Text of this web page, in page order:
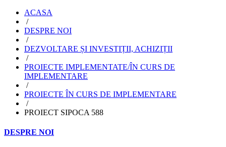
ACASA
/
DESPRE NOI
/
DEZVOLTARE ȘI INVESTIȚII, ACHIZIȚII
/
PROIECTE IMPLEMENTATE/ÎN CURS DE
IMPLEMENTARE
/
PROIECTE ÎN CURS DE IMPLEMENTARE
/
PROIECT SIPOCA 588
DESPRE NOI